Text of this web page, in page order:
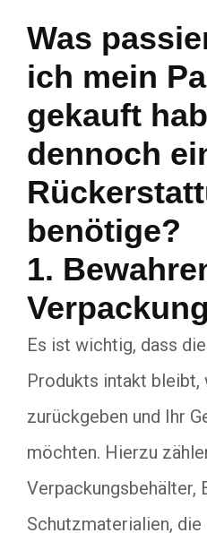
Was
ich mein
gekauft
dennoch
benötige?
1.
Es ist wichtig, dass
Produkts intakt bleibt,
zurückgeben und Ihr
möchten. Hierzu
Verpackungsbehälter,
Schutzmaterialien,